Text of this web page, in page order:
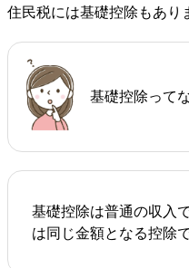
住民税には基礎控除もあり
基礎控除って
基礎控除は普通の収入
は同じ金額となる控除で